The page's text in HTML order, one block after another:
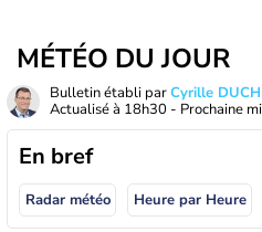
MÉTÉO DU JOUR
Bulletin établi parCyrille
Actualisé à 18h30 - Prochaine
En bref
Radar météo Heure par Heure